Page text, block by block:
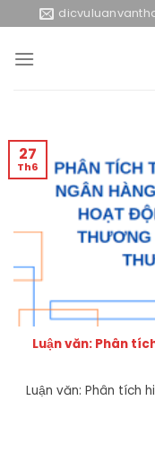
to
content
Luận văn: Phân
Luận văn: Phân tích
27
Th6